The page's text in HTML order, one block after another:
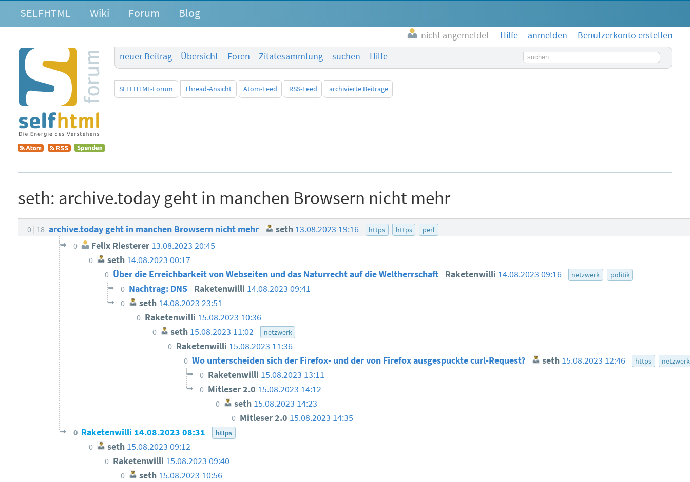
SELFHTML Wiki Forum Blog
nicht angemeldet Hilfe anmelden
Benutzerkonto erstellen
neuer Beitrag
Übersicht Foren Zitatesammlung suchen Hilfe Suchbegriff
SELFHTML-Forum Thread-Ansicht Atom-Feed RSS-Feed archivierte Beiträge
seth: archive.today geht in manchen Browsern nicht mehr
0 18 archive.today geht in manchen Browsern nicht mehr seth 13.08.2023 19:16 https https perl
0 Felix Riesterer 13.08.2023 20:45
0 seth 14.08.2023 00:17
0 Über die Erreichbarkeit von Webseiten und das Naturrecht auf die Weltherrschaft Raketenwilli 14.08.2023 09:16 netzwerk politik
0 Nachtrag: DNS Raketenwilli 14.08.2023 09:41
0 seth 14.08.2023 23:51
0 Raketenwilli 15.08.2023 10:36
0 seth 15.08.2023 11:02 netzwerk
0 Raketenwilli 15.08.2023 11:36
0 Wo unterscheiden sich der Firefox- und der von Firefox ausgespuckte curl-Request? seth 15.08.2023 12:46 https netzwerk
0 Raketenwilli 15.08.2023 13:11
0 Mitleser 2.0 15.08.2023 14:12
0 seth 15.08.2023 14:23
0 Mitleser 2.0 15.08.2023 14:35
0 Raketenwilli 14.08.2023 08:31 https
0 seth 15.08.2023 09:12
0 Raketenwilli 15.08.2023 09:40
0 seth 15.08.2023 10:56